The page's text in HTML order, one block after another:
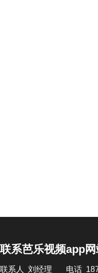
联系芭乐视频app
联系人 刘经理 电话